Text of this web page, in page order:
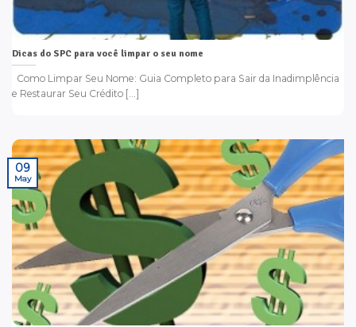
Dicas do SPC para você limpar o seu nome
Como Limpar Seu Nome: Guia Completo para Sair da Inadimplência
e Restaurar Seu Crédito [...]
09
May